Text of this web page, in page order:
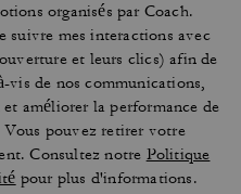
organisés par Coach.
suivre mes interactions avec
et leurs clics) afin de
vis de nos communications,
améliorer la performance de
Vous pouvez retirer votre
Consultez notre Politique
pour plus d'informations.